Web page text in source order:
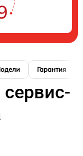
Гарантия